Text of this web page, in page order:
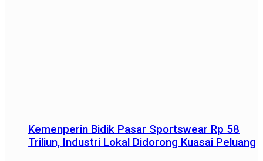
Kemenperin Bidik Pasar Sportswear Rp 58
Triliun, Industri Lokal Didorong Kuasai Peluang